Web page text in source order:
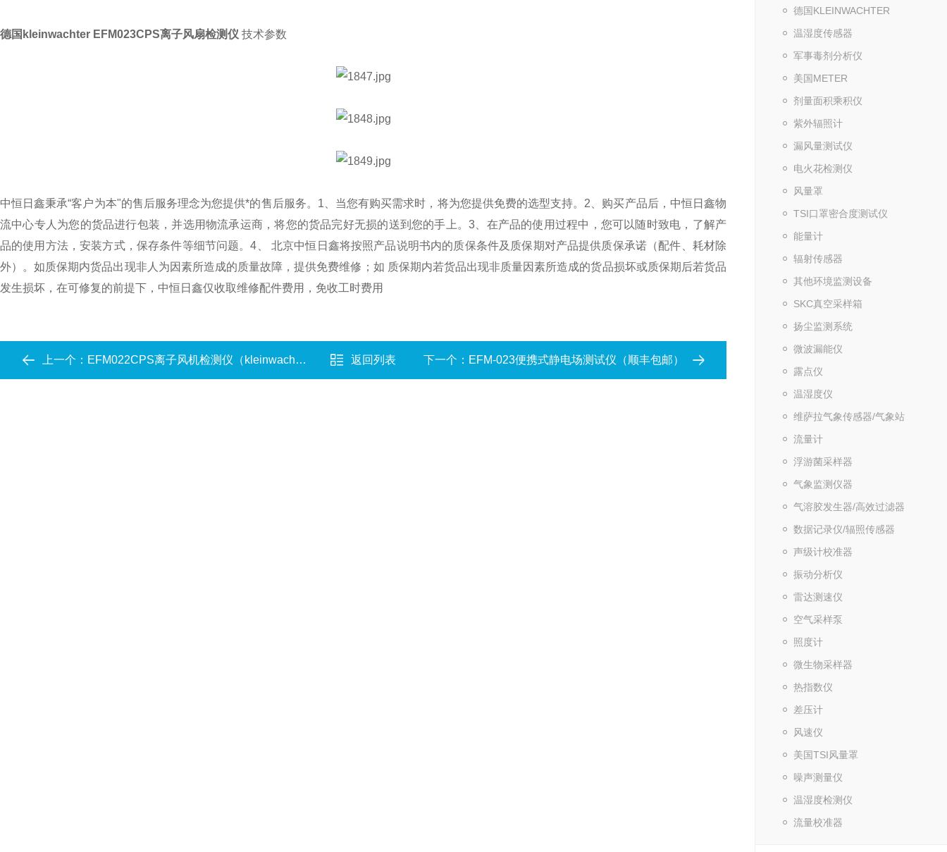
德国KLEINWACHTER
温湿度传感器
军事毒剂分析仪
美国METER
剂量面积乘积仪
紫外辐照计
漏风量测试仪
电火花检测仪
风量罩
TSI口罩密合度测试仪
能量计
辐射传感器
其他环境监测设备
SKC真空采样箱
扬尘监测系统
微波漏能仪
露点仪
温湿度仪
维萨拉气象传感器/气象站
流量计
浮游菌采样器
气象监测仪器
气溶胶发生器/高效过滤器
数据记录仪/辐照传感器
声级计校准器
振动分析仪
雷达测速仪
空气采样泵
照度计
微生物采样器
热指数仪
差压计
风速仪
美国TSI风量罩
噪声测量仪
温湿度检测仪
流量校准器
德国kleinwachter EFM023CPS离子风扇检测仪 技术参数
中恒日鑫秉承“客户为本"的售后服务理念为您提供*的售后服务。 1、当您有购买需求时，将为您提供免费的选型支持。 2、购买产品后，中恒日鑫物
流中心专人为您的货品进行包装，并选用物流承运商，将您的货品完好无损的送到您的手上。3、在产品的使用过程中，您可以随时致电，了解产
品的使用方法，安装方式，保存条件等细节问题。4、 北京中恒日鑫将按照产品说明书内的质保条件及质保期对产品提供质保承诺（配件、耗材除
外）。如质保期内货品出现非人为因素所造成的质量故障，提供免费维修；如 质保期内若货品出现非质量因素所造成的货品损坏或质保期后若货品
发生损坏，在可修复的前提下，中恒日鑫仅收取维修配件费用，免收工时费用
上一个： EFM022CPS离子风机检测仪（kleinwachter） 返回列表 下一个： EFM-023便携式静电场测试仪（顺丰包邮）